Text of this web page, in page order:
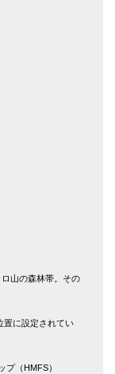
山の森林帯。その
置に設定されてい
（HMFS）